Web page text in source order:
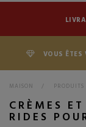
VOUS ÊTES
MAISON >
CRÈMES
RIDES